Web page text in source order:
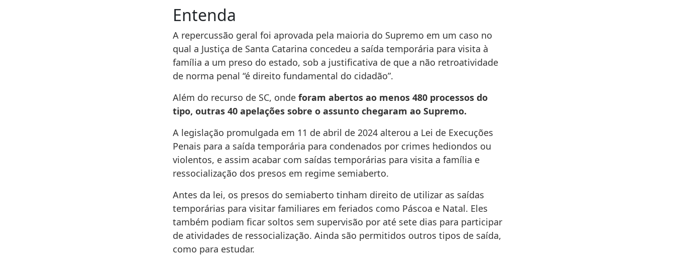
Entenda
A repercussão geral foi aprovada pela maioria do Supremo em um caso no
qual a Justiça de Santa Catarina concedeu a saída temporária para visita à
família a um preso do estado, sob a justificativa de que a não retroatividade
de norma penal “é direito fundamental do cidadão”.
Além do recurso de SC, onde foram abertos ao menos 480 processos do
tipo, outras 40 apelações sobre o assunto chegaram ao Supremo.
A legislação promulgada em 11 de abril de 2024 alterou a Lei de Execuções
Penais para a saída temporária para condenados por crimes hediondos ou
violentos, e assim acabar com saídas temporárias para visita a família e
ressocialização dos presos em regime semiaberto.
Antes da lei, os presos do semiaberto tinham direito de utilizar as saídas
temporárias para visitar familiares em feriados como Páscoa e Natal. Eles
também podiam ficar soltos sem supervisão por até sete dias para participar
de atividades de ressocialização. Ainda são permitidos outros tipos de saída,
como para estudar.